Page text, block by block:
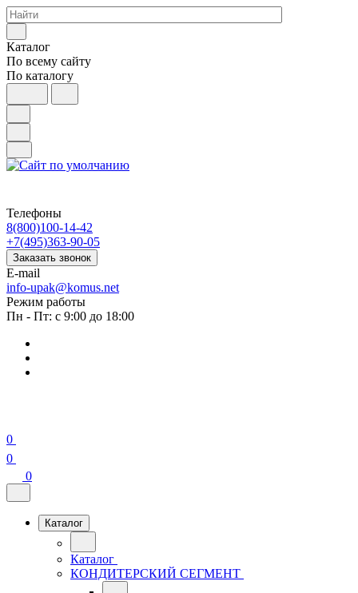
Каталог
По всему сайту
По каталогу
Телефоны
8(800)100-14-42
+7(495)363-90-05
Заказать звонок
E-mail
info-upak@komus.net
Режим работы
Пн - Пт: с 9:00 до 18:00
0
0
0
Каталог
Каталог
КОНДИТЕРСКИЙ СЕГМЕНТ